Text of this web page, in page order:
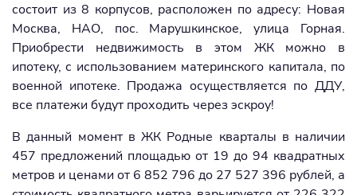
состоит из 8 корпусов, расположен по адресу: Новая
Москва, НАО, пос. Марушкинское, улица Горная.
Приобрести недвижимость в этом ЖК можно в
ипотеку, с использованием материнского капитала, по
военной ипотеке. Продажа осуществляется по ДДУ,
все платежи будут проходить через эскроу!
В данный момент в ЖК Родные кварталы в наличии
457 предложений площадью от 19 до 94 квадратных
метров и ценами от 6 852 796 до 27 527 396 рублей, а